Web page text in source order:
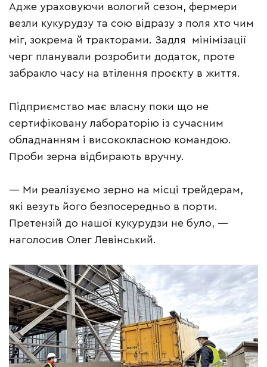
Адже ураховуючи вологий сезон, фермери
везли кукурудзу та сою відразу з поля хто чим
міг, зокрема й тракторами. Задля мінімізації
черг планували розробити додаток, проте
забракло часу на втілення проєкту в життя.
Підприємство має власну поки що не
сертифіковану лабораторію із сучасним
обладнанням і висококласною командою.
Проби зерна відбирають вручну.
— Ми реалізуємо зерно на місці трейдерам,
які везуть його безпосередньо в порти.
Претензій до нашої кукурудзи не було, —
наголосив Олег Левінський.